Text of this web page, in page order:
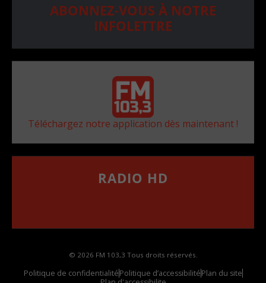
ABONNEZ-VOUS À NOTRE
INFOLETTRE
Téléchargez notre application dès maintenant !
RADIO HD
© 2026 FM 103,3 Tous droits réservés.
Politique de confidentialitéPolitique d’accessibilitéPlan du site